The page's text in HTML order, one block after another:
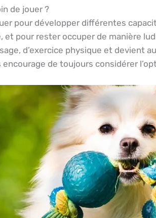
de jouer ?
pour développer différentes
pour rester occuper de manière
d’exercice physique et devient
de toujours considérer